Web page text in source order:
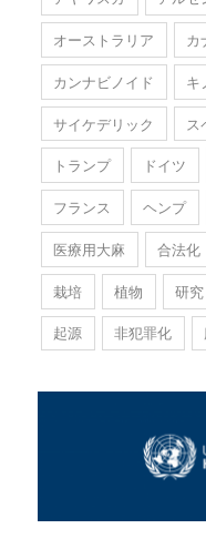
オーストラリア
カ
カンナビノイド
キ
サイケデリック
ス
トランプ
ドイツ
フランス
ヘンプ
医療用大麻
合法化
栽培
植物 研究
起源
非犯罪化